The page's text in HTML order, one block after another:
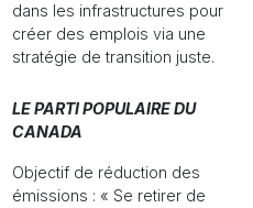
dans les infrastructures pour
créer des emplois via une
stratégie de transition juste.
LE PARTI POPULAIRE DU
CANADA
Objectif de réduction des
émissions : « Se retirer de